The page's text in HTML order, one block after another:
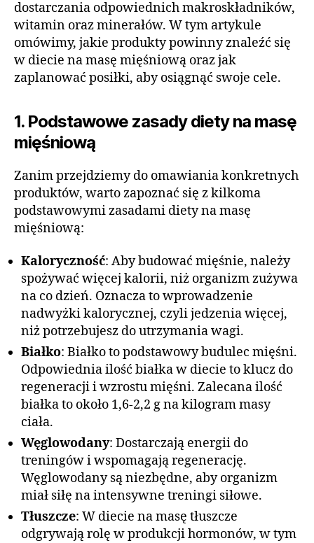
dostarczania odpowiednich makroskładników,
witamin oraz minerałów. W tym artykule
omówimy, jakie produkty powinny znaleźć się
w diecie na masę mięśniową oraz jak
zaplanować posiłki, aby osiągnąć swoje cele.
1. Podstawowe zasady diety na masę
mięśniową
Zanim przejdziemy do omawiania konkretnych
produktów, warto zapoznać się z kilkoma
podstawowymi zasadami diety na masę
mięśniową:
Kaloryczność: Aby budować mięśnie, należy
spożywać więcej kalorii, niż organizm zużywa
na co dzień. Oznacza to wprowadzenie
nadwyżki kalorycznej, czyli jedzenia więcej,
niż potrzebujesz do utrzymania wagi.
Białko: Białko to podstawowy budulec mięśni.
Odpowiednia ilość białka w diecie to klucz do
regeneracji i wzrostu mięśni. Zalecana ilość
białka to około 1,6-2,2 g na kilogram masy
ciała.
Węglowodany: Dostarczają energii do
treningów i wspomagają regenerację.
Węglowodany są niezbędne, aby organizm
miał siłę na intensywne treningi siłowe.
Tłuszcze: W diecie na masę tłuszcze
odgrywają rolę w produkcji hormonów, w tym